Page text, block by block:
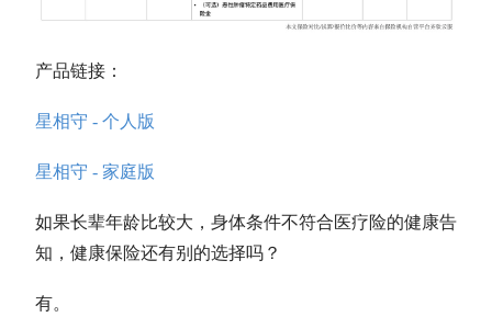
产品链接：
星相守 - 个人版
星相守 - 家庭版
如果长辈年龄比较大，身体条件不符合医疗险的健康告
知，健康保险还有别的选择吗？
有。